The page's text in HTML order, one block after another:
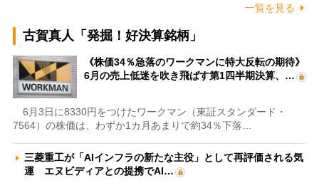
一覧を見る
古賀真人「発掘！好決算銘柄」
《株価34％急落のワークマンに特大反転の期待》
6月の売上低迷を吹き飛ばす第1四半期決算、…
6月3日に8330円をつけたワークマン（東証スタンダード・
7564）の株価は、わずか1カ月あまりで約34％下落…
三菱重工が「AIインフラの新たな主役」として再評価される気
運 エヌビディアとの提携でAI…